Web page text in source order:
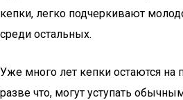
кепки, легко подчеркивают
среди остальных.
Уже много лет кепки остаются на
разве что, могут уступать